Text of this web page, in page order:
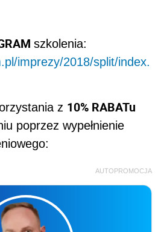
szkolenia:
imprezy/2018/split/index.
z 10% RABATu
poprzez wypełnienie
AUTOPROMOCJA